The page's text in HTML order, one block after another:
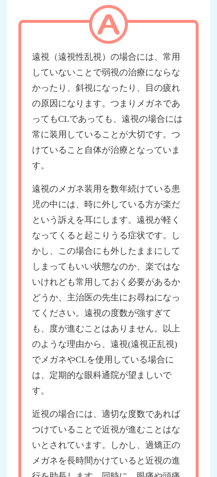
遠視（遠視性乱視）の場合には、常用
していないことで弱視の治療にならな
かったり、斜視になったり、目の疲れ
の原因になります。つまりメガネであ
ってもCLであっても、遠視の場合には
常に装用していることが大切です。つ
けていること自体が治療となっていま
す。
遠視のメガネ装用を数年続けている患
児の中には、時に外している方が楽だ
という訴えを耳にします。遠視が軽く
なってくると起こりうる症状です。し
かし、この場合にも外したままにして
しまってもいい状態なのか、楽ではな
いけれども常用しておく必要があるか
どうか、主治医の先生にお尋ねになっ
てください。遠視の度数が強すぎて
も、度が進むことはありません。以上
のような理由から、遠視(遠視正乱視)
でメガネやCLを使用している場合に
は、定期的な眼科通院が望ましいで
す。
近視の場合には、適切な度数であれば
つけていることで近視が進むことはな
いとされています。しかし、過矯正の
メガネを長時間かけていると近視の進